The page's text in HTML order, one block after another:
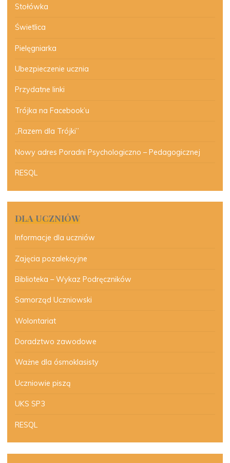
Stołówka
Świetlica
Pielęgniarka
Ubezpieczenie ucznia
Przydatne linki
Trójka na Facebook’u
„Razem dla Trójki”
Nowy adres Poradni Psychologiczno – Pedagogicznej
RESQL
DLA UCZNIÓW
Informacje dla uczniów
Zajęcia pozalekcyjne
Biblioteka – Wykaz Podręczników
Samorząd Uczniowski
Wolontariat
Doradztwo zawodowe
Ważne dla ósmoklasisty
Uczniowie piszą
UKS SP3
RESQL